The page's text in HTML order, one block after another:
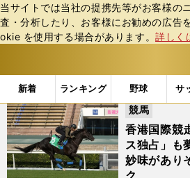
当サイトでは当社の提携先等がお客様の
査・分析したり、お客様にお勧めの広告
okie を使⽤する場合があります。詳しく
新着 ランキング 野球 サ
b
ス
ポ
ル
テ
ィ
ー
「#香港カップ」の最新ニュー
香港国際競
ス独占」も
妙味があり
ク
競馬